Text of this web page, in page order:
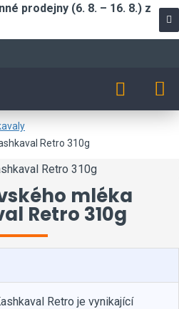
prodejny (6. 8. – 16. 8.) z
Retro 310g
mléka
Retro 310g
Retro je vynikající